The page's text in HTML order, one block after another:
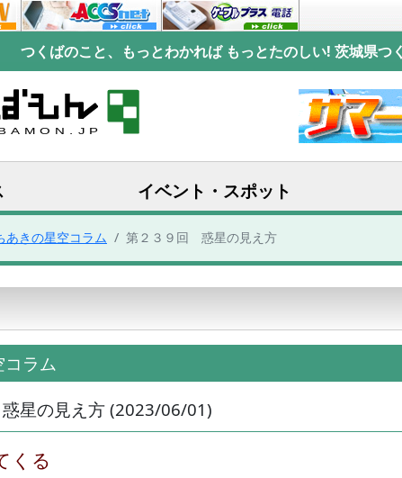
つくばのこと、もっとわかれば もっとたのしい! 茨城県つ
イベント・スポット
あきの星空コラム 第２３９回 惑星の見え方
ラム
星の見え方 (2023/06/01)
くる